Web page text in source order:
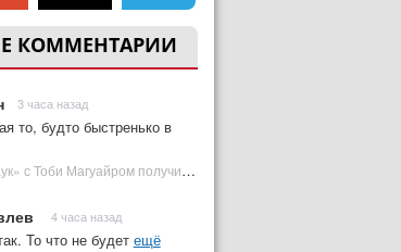
КОММЕНТАРИИ
3 часа назад
то, будто быстренько в
«Человек-паук» с Тоби Магуайром получил новый постер | Plugged In Ru
4 часа назад
То что не будет ещё